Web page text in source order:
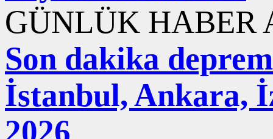
GÜNLÜK HABER
Son dakika
İstanbul, Ankara,
2026